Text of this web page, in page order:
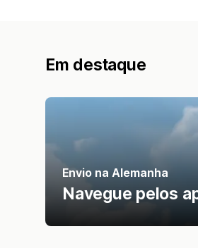
Em destaque
Envio na Alemanha
Navegue pelos